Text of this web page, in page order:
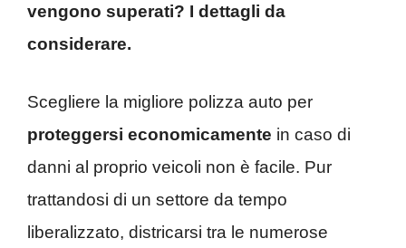
vengono superati? I dettagli da
considerare.
Scegliere la migliore polizza auto per
proteggersi economicamente in caso di
danni al proprio veicoli non è facile. Pur
trattandosi di un settore da tempo
liberalizzato, districarsi tra le numerose